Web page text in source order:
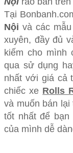
Tại
Nội và các
xuyên, đầy đủ
kiếm cho mình
qua sử dụng
nhất với giá cả
chiếc xe Rolls
và muốn bán
tốt nhất để
của mình dễ